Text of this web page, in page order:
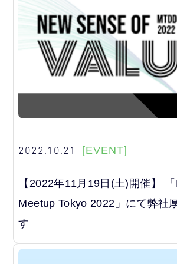
2022.10.21 [EVENT]
【2022年11月19日(土)開催】
Meetup Tokyo 2022」にて弊社
す